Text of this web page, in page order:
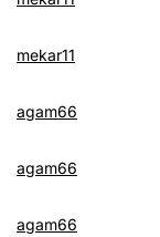
mekar11
agam66
agam66
agam66